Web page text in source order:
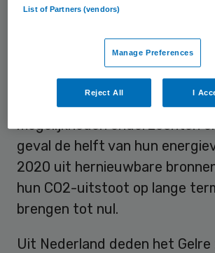
De handleiding is het resultaat
zogenaamdeRES-Hospitals
twintig Europese
mogelijkheden onderzochten
geval de helft van hun
2020 uit hernieuwbare
hun CO2-uitstoot op lange
brengen tot nul.
Uit Nederland deden het Gelre
List of Partners (vendors)
Manage Preferences
Reject All I